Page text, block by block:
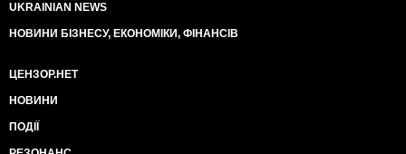
UKRAINIAN NEWS
НОВИНИ БІЗНЕСУ, ЕКОНОМІКИ, ФІНАНСІВ
ЦЕНЗОР.НЕТ
НОВИНИ
ПОДІЇ